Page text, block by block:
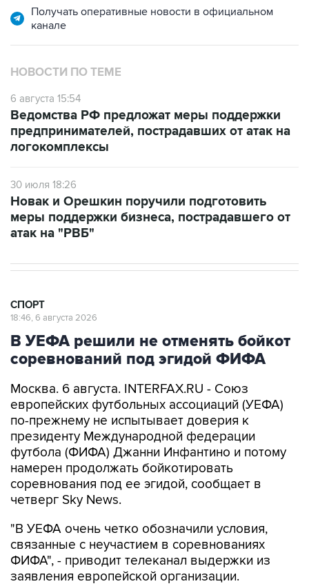
Получать оперативные новости в официальном
канале
НОВОСТИ ПО ТЕМЕ
6 августа 15:54
Ведомства РФ предложат меры поддержки
предпринимателей, пострадавших от атак на
логокомплексы
30 июля 18:26
Новак и Орешкин поручили подготовить
меры поддержки бизнеса, пострадавшего от
атак на "РВБ"
СПОРТ
18:46, 6 августа 2026
В УЕФА решили не отменять бойкот
соревнований под эгидой ФИФА
Москва. 6 августа. INTERFAX.RU - Союз
европейских футбольных ассоциаций (УЕФА)
по-прежнему не испытывает доверия к
президенту Международной федерации
футбола (ФИФА) Джанни Инфантино и потому
намерен продолжать бойкотировать
соревнования под ее эгидой, сообщает в
четверг Sky News.
"В УЕФА очень четко обозначили условия,
связанные с неучастием в соревнованиях
ФИФА", - приводит телеканал выдержки из
заявления европейской организации.